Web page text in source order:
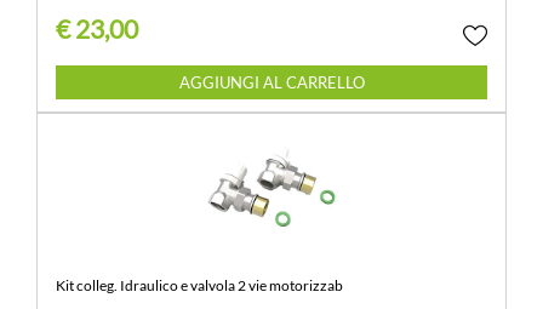
€ 23,00
Quantità
AGGIUNGI AL CARRELLO
Kit colleg. Idraulico e valvola 2 vie motorizzab